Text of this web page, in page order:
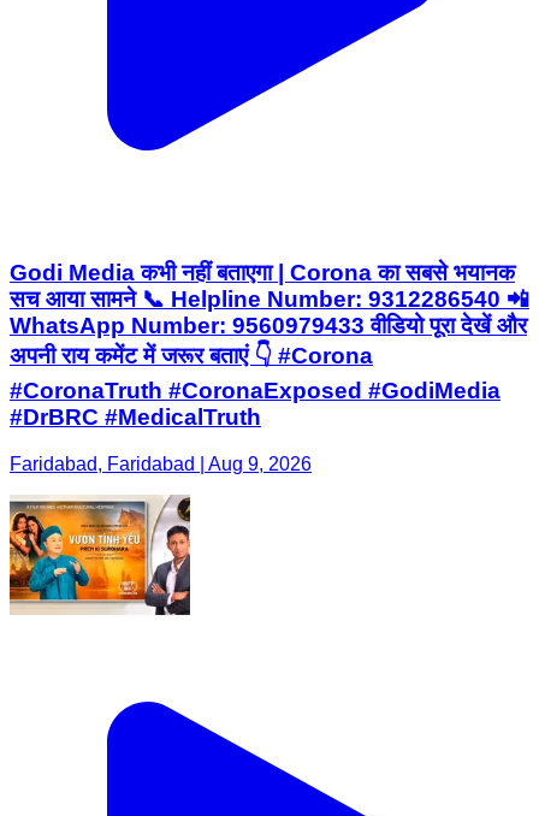
Godi Media कभी नहीं बताएगा | Corona का सबसे भयानक
सच आया सामने 📞 Helpline Number: 9312286540 📲
WhatsApp Number: 9560979433 वीडियो पूरा देखें और
अपनी राय कमेंट में जरूर बताएं 👇 #Corona
#CoronaTruth #CoronaExposed #GodiMedia
#DrBRC #MedicalTruth
Faridabad, Faridabad | Aug 9, 2026